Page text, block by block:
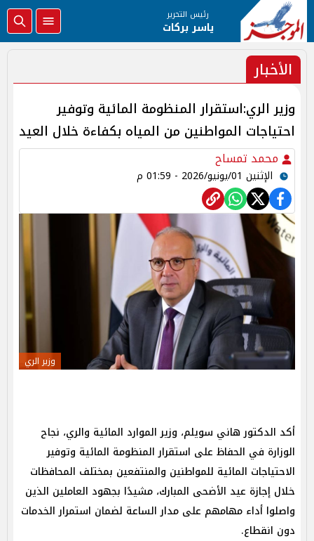
رئيس التحرير
ياسر بركات
الأخبار
وزير الري:استقرار المنظومة المائية وتوفير
احتياجات المواطنين من المياه بكفاءة خلال العيد
محمد تمساح
الإثنين 01/يونيو/2026 - 01:59 م
وزير الري
أكد الدكتور هاني سويلم، وزير الموارد المائية والري، نجاح
الوزارة في الحفاظ على استقرار المنظومة المائية وتوفير
الاحتياجات المائية للمواطنين والمنتفعين بمختلف المحافظات
خلال إجازة عيد الأضحى المبارك، مشيدًا بجهود العاملين الذين
واصلوا أداء مهامهم على مدار الساعة لضمان استمرار الخدمات
دون انقطاع.